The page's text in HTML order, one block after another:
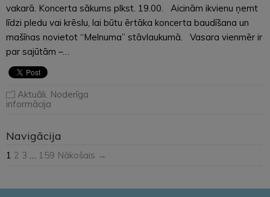
vakarā. Koncerta sākums plkst. 19.00. Aicinām ikvienu ņemt
līdzi pledu vai krēslu, lai būtu ērtāka koncerta baudīšana un
mašīnas novietot “Melnuma” stāvlaukumā. Vasara vienmēr ir
par sajūtām –…
Aktuāli Noderīga
informācija
Navigācija
1 2 3 159 Nākošais →